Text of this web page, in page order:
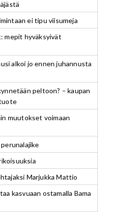
ei tipu viisumeja
mepit hyväksyivät
alkoi jo ennen juhannusta
peltoon? – kaupan
muutokset voimaan
Marjukka Mattio
kasvuaan ostamalla Bama